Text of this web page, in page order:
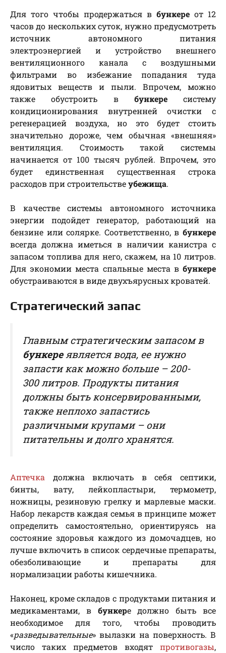
Для того чтобы продержаться в бункере от 12
часов до нескольких суток, нужно предусмотреть
источник автономного питания
электроэнергией и устройство внешнего
вентиляционного канала с воздушными
фильтрами во избежание попадания туда
ядовитых веществ и пыли. Впрочем, можно
также обустроить в бункересистему
кондиционирования внутренней очистки с
регенерацией воздуха, но это будет стоить
значительно дороже, чем обычная «внешняя»
вентиляция. Стоимость такой системы
начинается от 100 тысяч рублей. Впрочем, это
будет единственная существенная строка
расходов при строительствеубежища.
В качестве системы автономного источника
энергии подойдет генератор, работающий на
бензине или солярке. Соответственно, в бункере
всегда должна иметься в наличии канистра с
запасом топлива для него, скажем, на 10 литров.
Для экономии места спальные места в бункере
обустраиваются в виде двухъярусных кроватей.
Стратегический запас
Главным стратегическим запасом в
бункереявляется вода, ее нужно
запасти как можно больше – 200-
300 литров. Продукты питания
должны быть консервированными,
также неплохо запастись
различными крупами – они
питательны и долго хранятся.
Аптечка должна включать в себя септики,
бинты, вату, лейкопластыри, термометр,
ножницы, резиновую грелку и марлевые маски.
Набор лекарств каждая семья в принципе может
определить самостоятельно, ориентируясь на
состояние здоровья каждого из домочадцев, но
лучше включить в список сердечные препараты,
обезболивающие и препараты для
нормализации работы кишечника.
Наконец, кроме складов с продуктами питания и
медикаментами, в бункере должно быть все
необходимое для того, чтобы проводить
«разведывательные» вылазки на поверхность. В
число таких предметов входят противогазы,